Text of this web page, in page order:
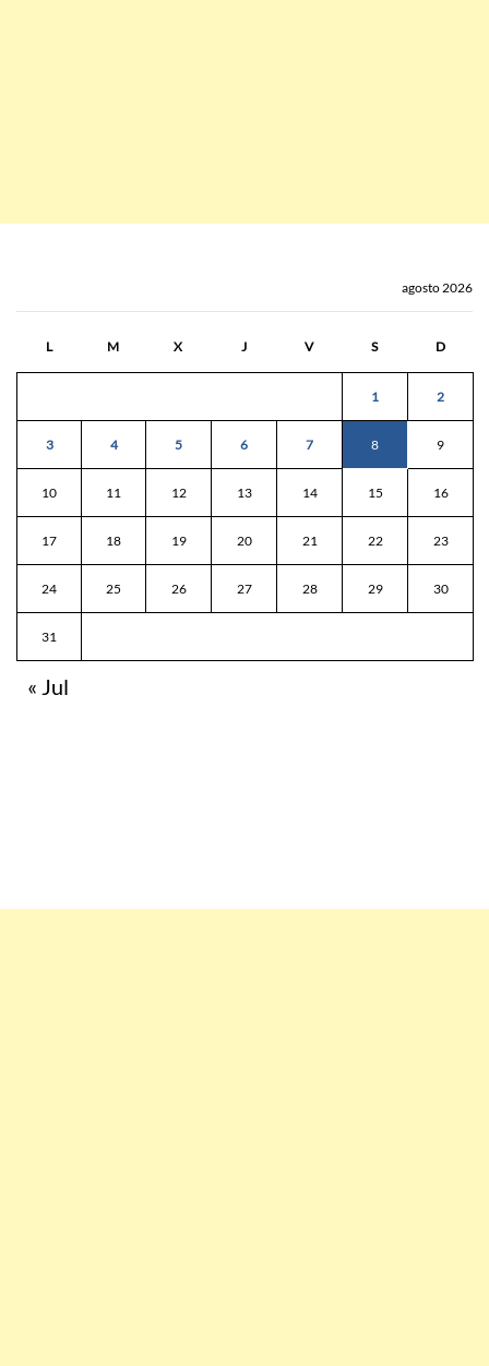
agosto 2026
L M X J V S D
1 2
3 4 5 6 7 8 9
10 11 12 13 14 15 16
17 18 19 20 21 22 23
24 25 26 27 28 29 30
31
« Jul